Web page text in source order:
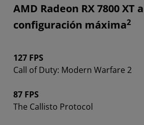
AMD Radeon RX 7800 XT
configuración máxima2
127 FPS
Call of Duty: Modern Warfare 2
87 FPS
The Callisto Protocol